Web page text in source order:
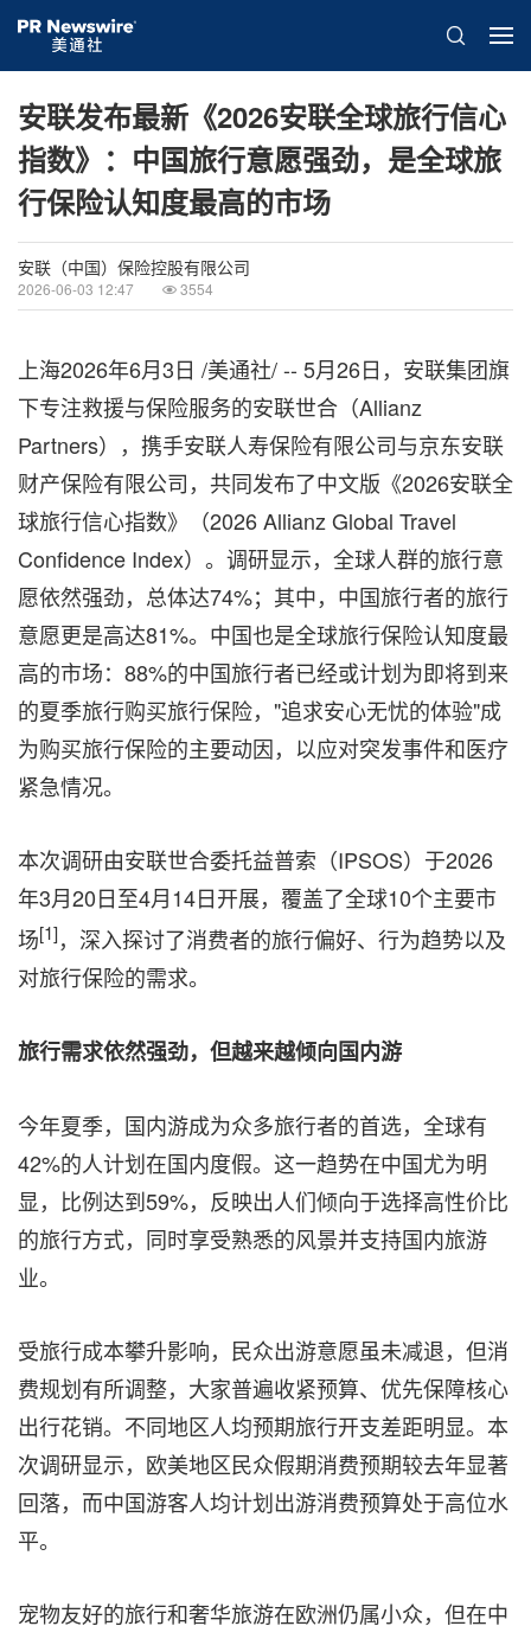
安联发布最新《2026安联全球旅行信心
指数》：中国旅行意愿强劲，是全球旅
行保险认知度最高的市场
安联（中国）保险控股有限公司
2026-06-03 12:47 3554
上海2026年6月3日 /美通社/ -- 5月26日，安联集团旗
下专注救援与保险服务的安联世合（Allianz
Partners），携手安联人寿保险有限公司与京东安联
财产保险有限公司，共同发布了中文版《2026安联全
球旅行信心指数》（2026 Allianz Global Travel
Confidence Index）。调研显示，全球人群的旅行意
愿依然强劲，总体达74%；其中，中国旅行者的旅行
意愿更是高达81%。中国也是全球旅行保险认知度最
高的市场：88%的中国旅行者已经或计划为即将到来
的夏季旅行购买旅行保险，"追求安心无忧的体验"成
为购买旅行保险的主要动因，以应对突发事件和医疗
紧急情况。
本次调研由安联世合委托益普索（IPSOS）于2026
年3月20日至4月14日开展，覆盖了全球10个主要市
场[1]，深入探讨了消费者的旅行偏好、行为趋势以及
对旅行保险的需求。
旅行需求依然强劲，但越来越倾向国内游
今年夏季，国内游成为众多旅行者的首选，全球有
42%的人计划在国内度假。这一趋势在中国尤为明
显，比例达到59%，反映出人们倾向于选择高性价比
的旅行方式，同时享受熟悉的风景并支持国内旅游
业。
受旅行成本攀升影响，民众出游意愿虽未减退，但消
费规划有所调整，大家普遍收紧预算、优先保障核心
出行花销。不同地区人均预期旅行开支差距明显。本
次调研显示，欧美地区民众假期消费预期较去年显著
回落，而中国游客人均计划出游消费预算处于高位水
平。
宠物友好的旅行和奢华旅游在欧洲仍属小众，但在中